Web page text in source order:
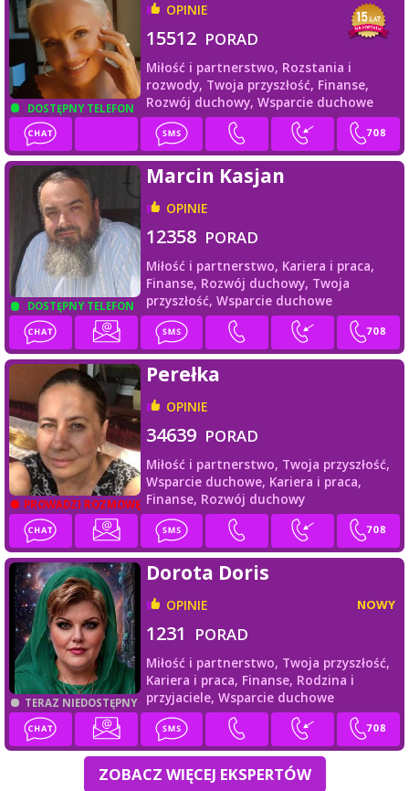
DOSTĘPNY TELEFON
OPINIE
15512 PORAD
Miłość i partnerstwo, Rozstania i
rozwody, Twoja przyszłość, Finanse,
Rozwój duchowy, Wsparcie duchowe
DOSTĘPNY TELEFON
Marcin Kasjan
OPINIE
12358 PORAD
Miłość i partnerstwo, Kariera i praca,
Finanse, Rozwój duchowy, Twoja
przyszłość, Wsparcie duchowe
PROWADZI ROZMOWĘ
Perełka
OPINIE
34639 PORAD
Miłość i partnerstwo, Twoja przyszłość,
Wsparcie duchowe, Kariera i praca,
Finanse, Rozwój duchowy
TERAZ NIEDOSTĘPNY
Dorota Doris
OPINIE NOWY
1231 PORAD
Miłość i partnerstwo, Twoja przyszłość,
Kariera i praca, Finanse, Rodzina i
przyjaciele, Wsparcie duchowe
ZOBACZ WIĘCEJ EKSPERTÓW